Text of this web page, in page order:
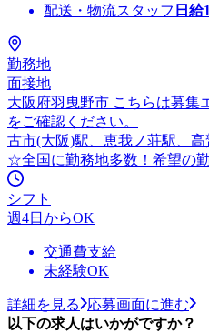
配送・物流スタッフ 日給
勤務地
面接地
大阪府羽曳野市 こちらは募集
をご確認ください。
古市(大阪)駅、恵我ノ荘駅、
☆全国に勤務地多数！希望の
シフト
週4日からOK
交通費支給
未経験OK
詳細を見る
応募画面に進む
以下の求人はいかがですか？